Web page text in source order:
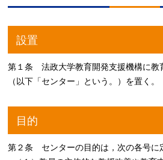
設置
第１条 法政大学教育開発支援機構に教
（以下「センター」という。）を置く。
目的
第２条 センターの目的は，次の各号に